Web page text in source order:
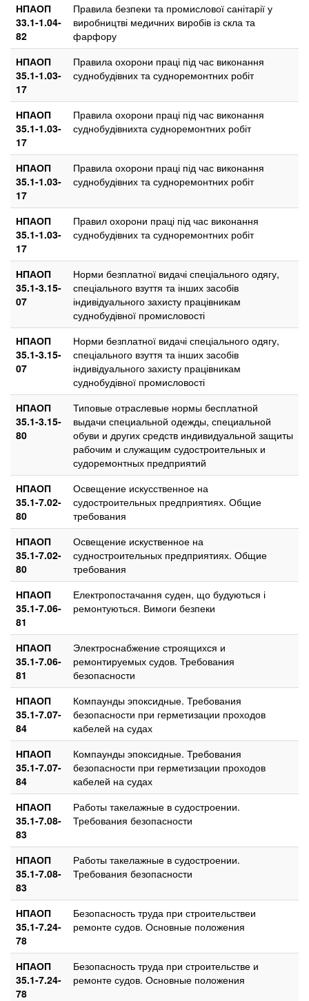
НПАОП
33.1-1.04-
82
Правила безпеки та промислової санітарії у
виробництві медичних виробів із скла та
фарфору
НПАОП
35.1-1.03-
17
Правила охорони праці під час виконання
суднобудівних та судноремонтних робіт
НПАОП
35.1-1.03-
17
Правила охорони праці під час виконання
суднобудівнихта судноремонтних робіт
НПАОП
35.1-1.03-
17
Правила охорони праці під час виконання
суднобудівних та судноремонтних робіт
НПАОП
35.1-1.03-
17
Правил охорони праці під час виконання
суднобудівних та судноремонтних робіт
НПАОП
35.1-3.15-
07
Норми безплатної видачі спеціального одягу,
спеціального взуття та інших засобів
індивідуального захисту працівникам
суднобудівної промисловості
НПАОП
35.1-3.15-
07
Норми безплатної видачі спеціального одягу,
спеціального взуття та інших засобів
індивідуального захисту працівникам
суднобудівної промисловості
НПАОП
35.1-3.15-
80
Типовые отраслевые нормы бесплатной
выдачи специальной одежды, специальной
обуви и других средств индивидуальной защиты
рабочим и служащим судостроительных и
судоремонтных предприятий
НПАОП
35.1-7.02-
80
Освещение искусственное на
судостроительных предприятиях. Общие
требования
НПАОП
35.1-7.02-
80
Освещение искуственное на
судностроительных предприятиях. Общие
требования
НПАОП
35.1-7.06-
81
Електропостачання суден, що будуються і
ремонтуються. Вимоги безпеки
НПАОП
35.1-7.06-
81
Электроснабжение строящихся и
ремонтируемых судов. Требования
безопасности
НПАОП
35.1-7.07-
84
Компаунды эпоксидные. Требования
безопасности при герметизации проходов
кабелей на судах
НПАОП
35.1-7.07-
84
Компаунды эпоксидные. Требования
безопасности при герметизации проходов
кабелей на судах
НПАОП
35.1-7.08-
83
Работы такелажные в судостроении.
Требования безопасности
НПАОП
35.1-7.08-
83
Работы такелажные в судостроении.
Требования безопасности
НПАОП
35.1-7.24-
78
Безопасность труда при строительствеи
ремонте судов. Основные положения
НПАОП
35.1-7.24-
78
Безопасность труда при строительстве и
ремонте судов. Основные положения